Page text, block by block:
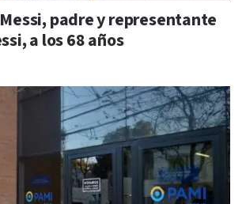
padre y representante
a los 68 años